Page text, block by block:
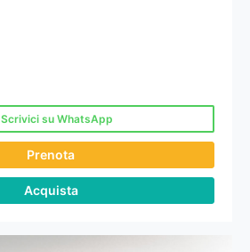
Scrivici su WhatsApp
Prenota
Acquista